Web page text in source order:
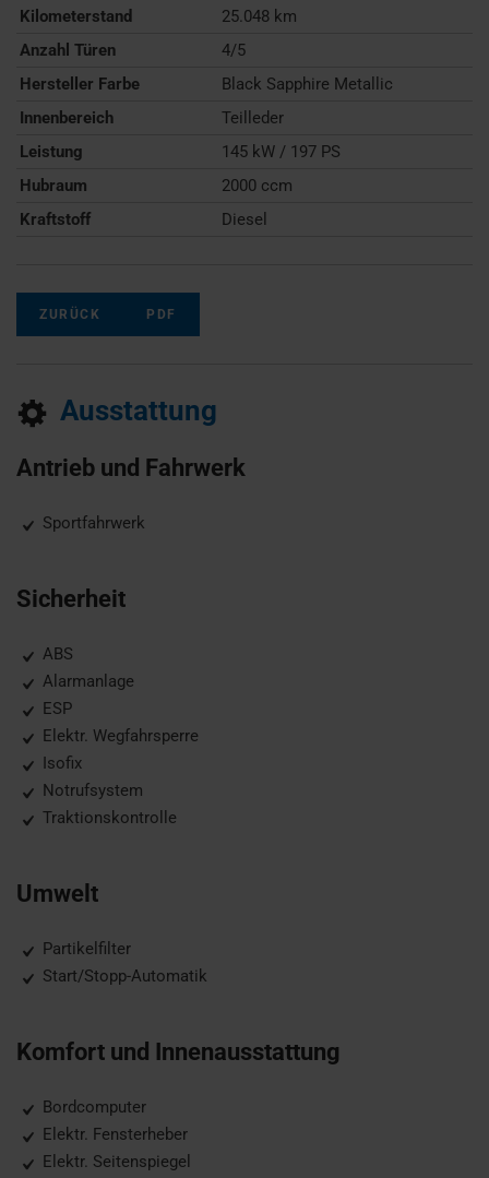
Kilometerstand
25.048 km
Anzahl Türen
4/5
Hersteller Farbe
Black Sapphire Metallic
Innenbereich
Teilleder
Leistung
145 kW / 197 PS
Hubraum
2000 ccm
Kraftstoff
Diesel
ZURÜCK PDF
Ausstattung
Antrieb und Fahrwerk
Sportfahrwerk
Sicherheit
ABS
Alarmanlage
ESP
Elektr. Wegfahrsperre
Isofix
Notrufsystem
Traktionskontrolle
Umwelt
Partikelfilter
Start/Stopp-Automatik
Komfort und Innenausstattung
Bordcomputer
Elektr. Fensterheber
Elektr. Seitenspiegel